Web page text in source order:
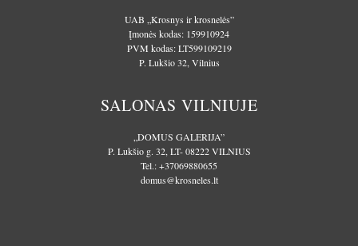
UAB „Krosnys ir krosnelės”
Įmonės kodas: 159910924
PVM kodas: LT599109219
P. Lukšio 32, Vilnius
SALONAS VILNIUJE
„DOMUS GALERIJA”
P. Lukšio g. 32, LT- 08222 VILNIUS
Tel.:+37069880655
domus@krosneles.lt